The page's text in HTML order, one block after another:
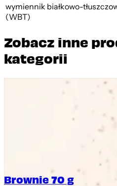
wymiennik białkowo-
(WBT)
Zobacz inne
kategorii
Brownie 70 g